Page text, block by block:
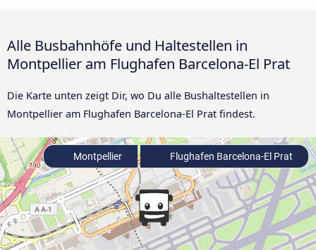
Alle Busbahnhöfe und Haltestellen in
Montpellier am Flughafen Barcelona-El Prat
Die Karte unten zeigt Dir, wo Du alle Bushaltestellen in
Montpellier am Flughafen Barcelona-El Prat findest.
Montpellier Flughafen Barcelona-El Prat